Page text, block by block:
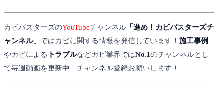
カビバスターズのYouTubeチャンネル 「進め！カビバスターズチ
ャンネル」 ではカビに関する情報を発信しています！ 施工事例
やカビによる トラブルなどカビ業界ではNo.1のチャンネルとし
て毎週動画を更新中！チャンネル登録お願いします！